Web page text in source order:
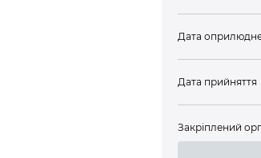
Дата
Дата прийняття
Закріплений